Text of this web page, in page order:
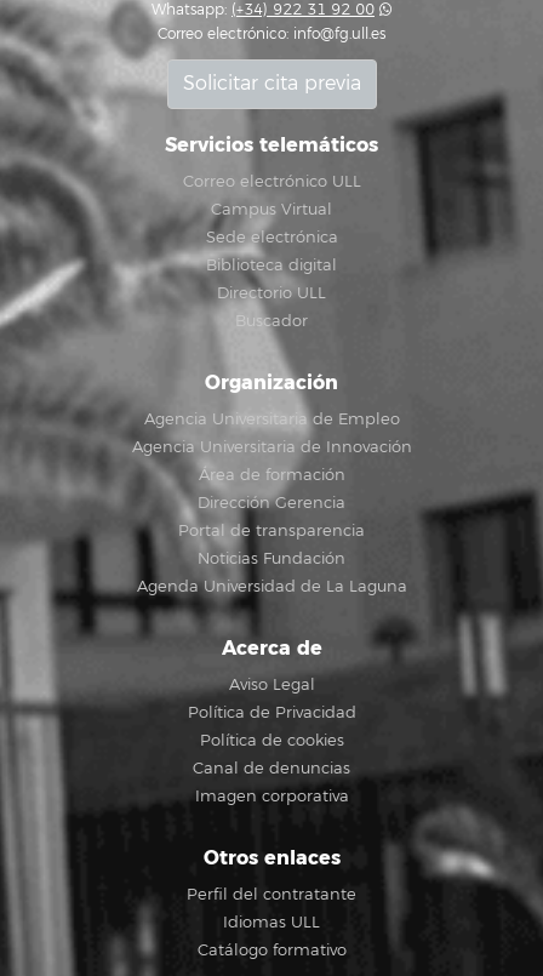
Whatsapp: (+34) 922 31 92 00
Correo electrónico: info@fg.ull.es
Solicitar cita previa
Servicios telemáticos
Correo electrónico ULL
Campus Virtual
Sede electrónica
Biblioteca digital
Directorio ULL
Buscador
Organización
Agencia Universitaria de Empleo
Agencia Universitaria de Innovación
Área de formación
Dirección Gerencia
Portal de transparencia
Noticias Fundación
Agenda Universidad de La Laguna
Acerca de
Aviso Legal
Política de Privacidad
Política de cookies
Canal de denuncias
Imagen corporativa
Otros enlaces
Perfil del contratante
Idiomas ULL
Catálogo formativo